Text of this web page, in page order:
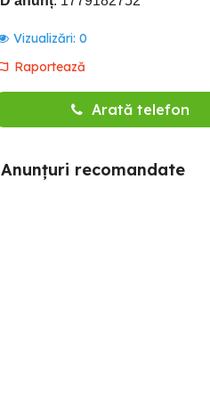
Vizualizări: 0
Raportează
Arată telefon
Anunțuri recomandate